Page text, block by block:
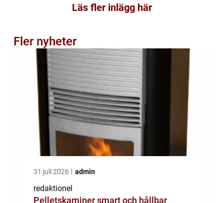
Läs fler inlägg här
Fler nyheter
31 juli 2026 admin
redaktionel
Pelletskaminer smart och hållbar